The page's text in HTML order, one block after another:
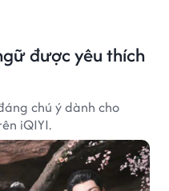
được yêu thích
chú ý dành cho
iQIYI.